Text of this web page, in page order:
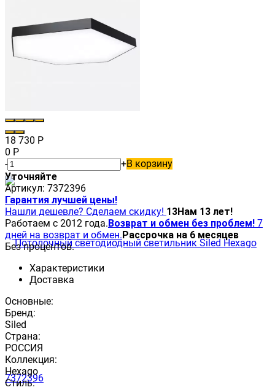
18 730 Р
0 Р
-
+В корзину
Уточняйте
Артикул: 7372396
Гарантия лучшей цены!
Нашли дешевле? Сделаем скидку! 13Нам 13 лет!
Работаем с 2012 года.Возврат и обмен без проблем! 7
дней на возврат и обмен.Рассрочка на 6 месяцев
Без процентов.
Характеристики
Доставка
Основные:
Бренд:
Siled
Страна:
РОССИЯ
Коллекция:
Hexago
Стиль: